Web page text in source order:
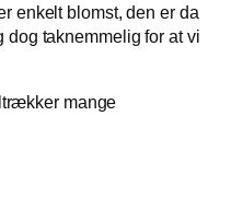
enkelt blomst, den er da
dog taknemmelig for at vi